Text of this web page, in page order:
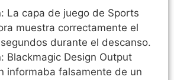
La capa de juego de Sports
muestra correctamente el
durante el descanso.
Blackmagic Design Output
informaba falsamente de un